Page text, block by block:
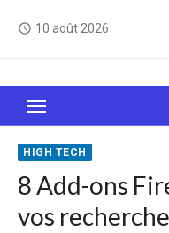
access_time 10 août 2026
Le Web, c'est
sait jamais
HIGH TECH
8 Add-ons
vos